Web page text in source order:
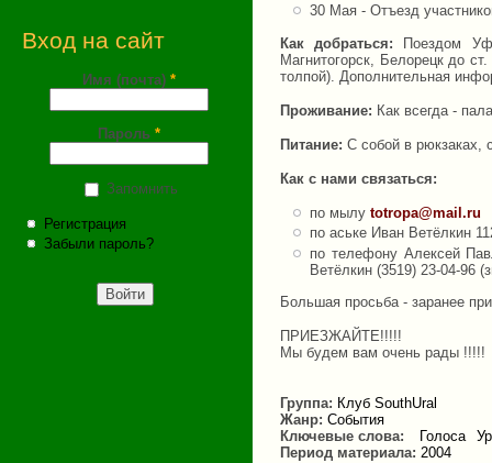
Вход на сайт
Имя (почта) *
Пароль *
Запомнить
Регистрация
Забыли пароль?
30 Мая - Отъезд
Как добраться: Поездом
Магнитогорск, Белорецк до
толпой). Дополнительная
Проживание: Как всегда -
Питание: С собой в рюкзаках,
Как с нами связаться:
по мылу totropa@mail.ru
по аське Иван Ветёлкин
по телефону Алексей
Ветёлкин (3519) 23-04-96
Большая просьба - заранее
ПРИЕЗЖАЙТЕ!!!!!
Мы будем вам очень рады !!!!!
Группа: Клуб SouthUral
Жанр: События
Ключевые слова:
Голоса
Период материала: 2004